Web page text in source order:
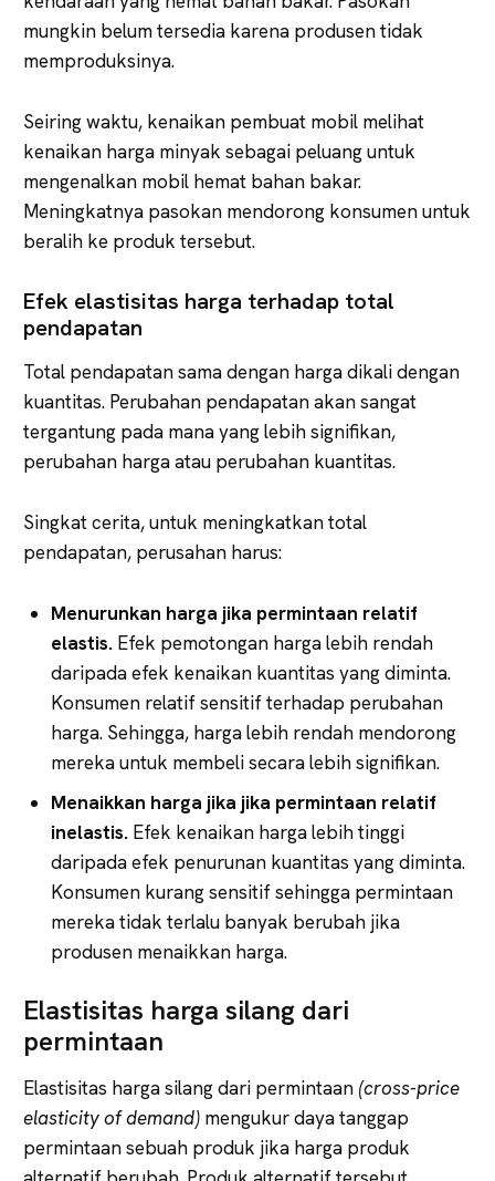
mungkin belum tersedia karena produsen tidak
memproduksinya.
Seiring waktu, kenaikan pembuat mobil melihat
kenaikan harga minyak sebagai peluang untuk
mengenalkan mobil hemat bahan bakar.
Meningkatnya pasokan mendorong konsumen untuk
beralih ke produk tersebut.
Efek elastisitas harga terhadap total
pendapatan
Total pendapatan sama dengan harga dikali dengan
kuantitas. Perubahan pendapatan akan sangat
tergantung pada mana yang lebih signifikan,
perubahan harga atau perubahan kuantitas.
Singkat cerita, untuk meningkatkan total
pendapatan, perusahan harus:
Menurunkan harga jika permintaan relatif
elastis. Efek pemotongan harga lebih rendah
daripada efek kenaikan kuantitas yang diminta.
Konsumen relatif sensitif terhadap perubahan
harga. Sehingga, harga lebih rendah mendorong
mereka untuk membeli secara lebih signifikan.
Menaikkan harga jika jika permintaan relatif
inelastis. Efek kenaikan harga lebih tinggi
daripada efek penurunan kuantitas yang diminta.
Konsumen kurang sensitif sehingga permintaan
mereka tidak terlalu banyak berubah jika
produsen menaikkan harga.
Elastisitas harga silang dari
permintaan
Elastisitas harga silang dari permintaan (cross-price
elasticityofdemand) mengukur daya tanggap
permintaan sebuah produk jika harga produk